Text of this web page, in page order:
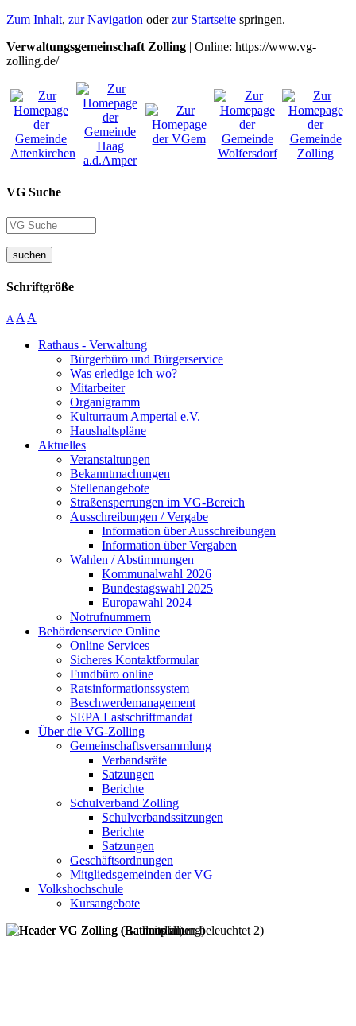
Zum Inhalt, zur Navigation oderzur Startseite springen.
Verwaltungsgemeinschaft Zolling | Online: https://www.vg-
zolling.de/
VG Suche
suchen
Schriftgröße
A A A
Rathaus - Verwaltung
Bürgerbüro und Bürgerservice
Was erledige ich wo?
Mitarbeiter
Organigramm
Kulturraum Ampertal e.V.
Haushaltspläne
Aktuelles
Veranstaltungen
Bekanntmachungen
Stellenangebote
Straßensperrungen im VG-Bereich
Ausschreibungen / Vergabe
Information über Ausschreibungen
Information über Vergaben
Wahlen / Abstimmungen
Kommunalwahl 2026
Bundestagswahl 2025
Europawahl 2024
Notrufnummern
Behördenservice Online
Online Services
Sicheres Kontaktformular
Fundbüro online
Ratsinformationssystem
Beschwerdemanagement
SEPA Lastschriftmandat
Über die VG-Zolling
Gemeinschaftsversammlung
Verbandsräte
Satzungen
Berichte
Schulverband Zolling
Schulverbandssitzungen
Berichte
Satzungen
Geschäftsordnungen
Mitgliedsgemeinden der VG
Volkshochschule
Kursangebote